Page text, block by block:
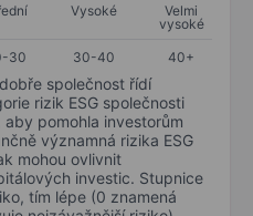
Vysoké
Velmi
vysoké
30 30-40 40+
společnost řídí
rizik ESG společnosti
pomohla investorům
významná rizika ESG
mohou ovlivnit
investic. Stupnice
tím lépe (0 znamená